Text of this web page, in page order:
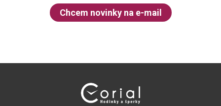
Chcem novinky na e-mail